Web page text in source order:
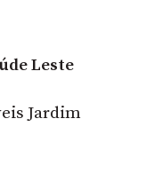
Leste
Jardim